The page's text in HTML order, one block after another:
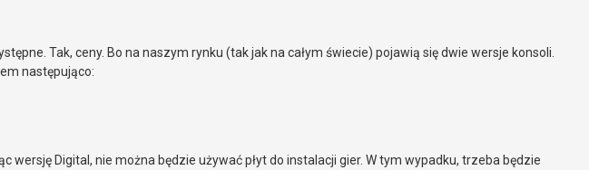
Tak, ceny. Bo na naszym rynku (tak jak na całym świecie) pojawią się dwie wersje konsoli.
następująco:
Digital, nie można będzie używać płyt do instalacji gier. W tym wypadku, trzeba będzie